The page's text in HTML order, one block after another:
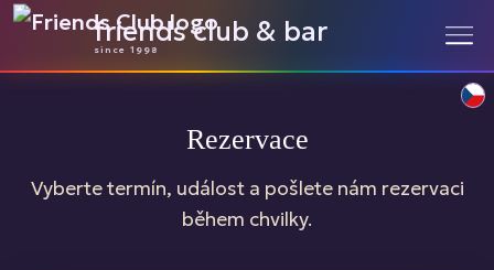
friends club & bar
since 1998
Rezervace
Vyberte termín, událost a pošlete nám rezervaci
během chvilky.